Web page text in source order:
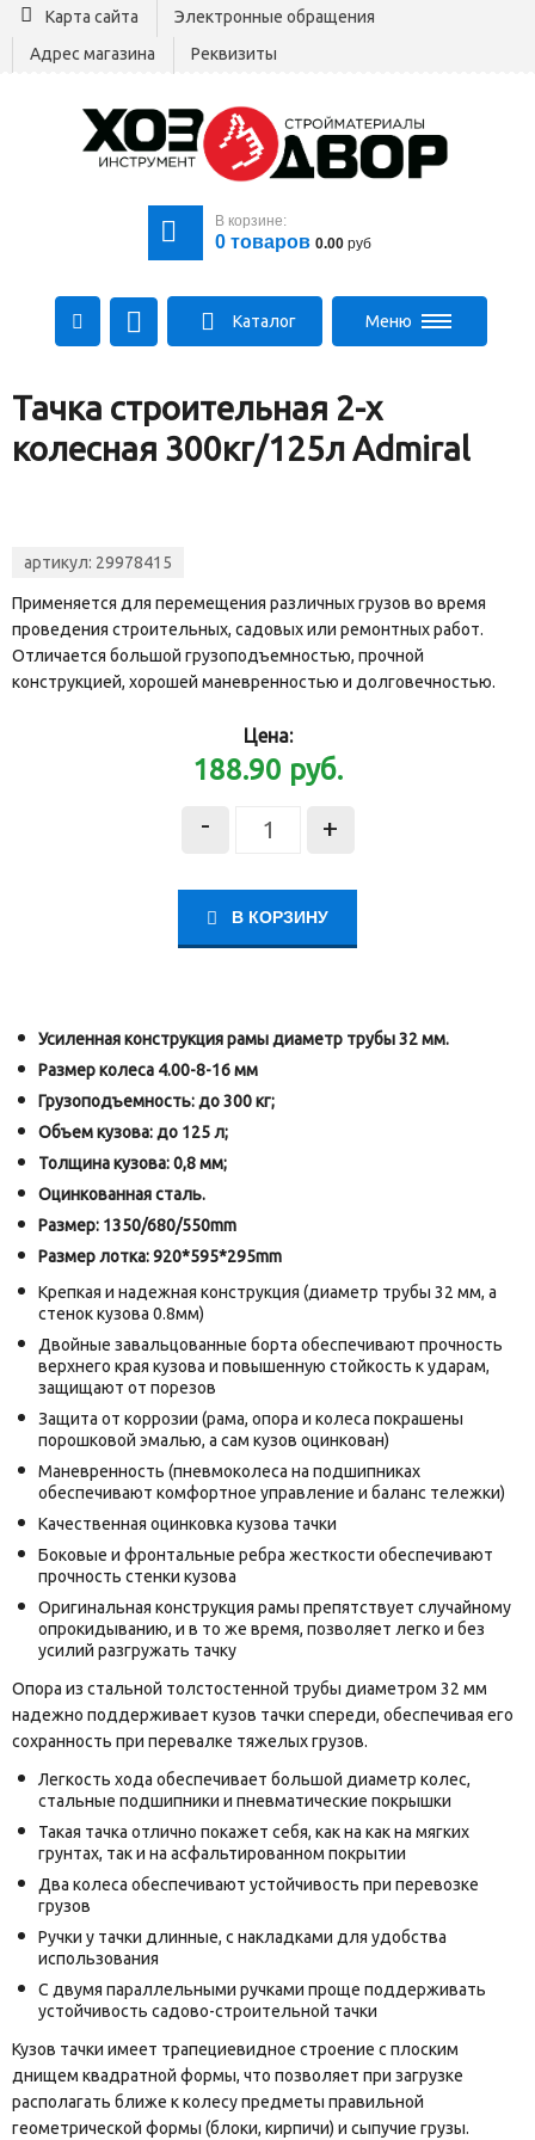
Карта сайта
Электронные обращения
Адрес магазина
Реквизиты
В корзине:
0 товаров 0.00 руб
+375 29 564-00-00
Все для стройки
Log@hozdvor.by
Каталог Меню
Тачка строительная 2-х
колесная 300кг/125л Admiral
артикул: 29978415
Применяется для перемещения различных грузов во время
проведения строительных, садовых или ремонтных работ.
Отличается большой грузоподъемностью, прочной
конструкцией, хорошей маневренностью и долговечностью.
Цена:
188.90 руб.
- +
В КОРЗИНУ
Усиленная конструкция рамы диаметр трубы 32 мм.
Размер колеса 4.00-8-16 мм
Грузоподъемность: до 300 кг;
Объем кузова: до 125 л;
Толщина кузова: 0,8 мм;
Оцинкованная сталь.
Размер: 1350/680/550mm
Размер лотка: 920*595*295mm
Крепкая и надежная конструкция (диаметр трубы 32 мм, а
стенок кузова 0.8мм)
Двойные завальцованные борта обеспечивают прочность
верхнего края кузова и повышенную стойкость к ударам,
защищают от порезов
Защита от коррозии (рама, опора и колеса покрашены
порошковой эмалью, а сам кузов оцинкован)
Маневренность (пневмоколеса на подшипниках
обеспечивают комфортное управление и баланс тележки)
Качественная оцинковка кузова тачки
Боковые и фронтальные ребра жесткости обеспечивают
прочность стенки кузова
Оригинальная конструкция рамы препятствует случайному
опрокидыванию, и в то же время, позволяет легко и без
усилий разгружать тачку
Опора из стальной толстостенной трубы диаметром 32 мм
надежно поддерживает кузов тачки спереди, обеспечивая его
сохранность при перевалке тяжелых грузов.
Легкость хода обеспечивает большой диаметр колес,
стальные подшипники и пневматические покрышки
Такая тачка отлично покажет себя, как на как на мягких
грунтах, так и на асфальтированном покрытии
Два колеса обеспечивают устойчивость при перевозке
грузов
Ручки у тачки длинные, с накладками для удобства
использования
С двумя параллельными ручками проще поддерживать
устойчивость садово-строительной тачки
Кузов тачки имеет трапециевидное строение с плоским
днищем квадратной формы, что позволяет при загрузке
располагать ближе к колесу предметы правильной
геометрической формы (блоки, кирпичи) и сыпучие грузы.